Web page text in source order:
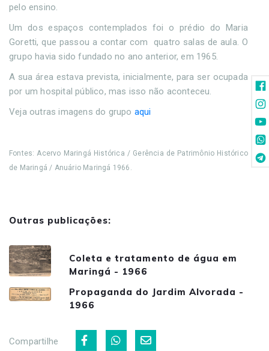
pelo ensino.
Um dos espaços contemplados foi o prédio do Maria
Goretti, que passou a contar com quatro salas de aula. O
grupo havia sido fundado no ano anterior, em 1965.
A sua área estava prevista, inicialmente, para ser ocupada
por um hospital público, mas isso não aconteceu.
Veja outras imagens do grupo aqui
Fontes: Acervo Maringá Histórica / Gerência de Patrimônio Histórico
de Maringá / Anuário Maringá 1966.
Outras publicações:
Coleta e tratamento de água em
Maringá - 1966
Propaganda do Jardim Alvorada -
1966
Compartilhe